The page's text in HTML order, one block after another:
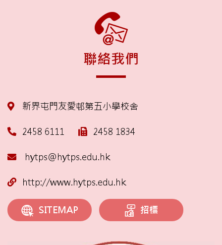
聯絡我們
新界屯門友愛邨第五小學校舍
2458 6111 2458 1834
hytps@hytps.edu.hk
http://www.hytps.edu.hk
SITEMAP 招標